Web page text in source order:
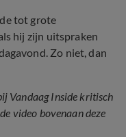
tot grote
hij zijn uitspraken
Zo niet, dan
Vandaag Inside kritisch
video bovenaan deze